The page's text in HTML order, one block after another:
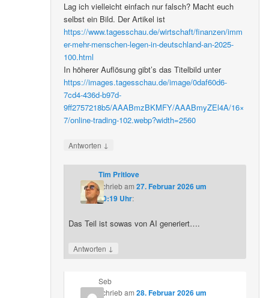
Lag ich vielleicht einfach nur falsch? Macht euch
selbst ein Bild. Der Artikel ist
https://www.tagesschau.de/wirtschaft/finanzen/imm
er-mehr-menschen-legen-in-deutschland-an-2025-
100.html
In höherer Auflösung gibt’s das Titelbild unter
https://images.tagesschau.de/image/0daf60d6-
7cd4-436d-b97d-
9ff2757218b5/AAABmzBKMFY/AAABmyZEl4A/16×
7/online-trading-102.webp?width=2560
Antworten ↓
Tim Pritlove
schriebam 27. Februar 2026 um
20:19 Uhr:
Das Teil ist sowas von AI generiert….
Antworten ↓
Seb
schriebam 28. Februar 2026 um